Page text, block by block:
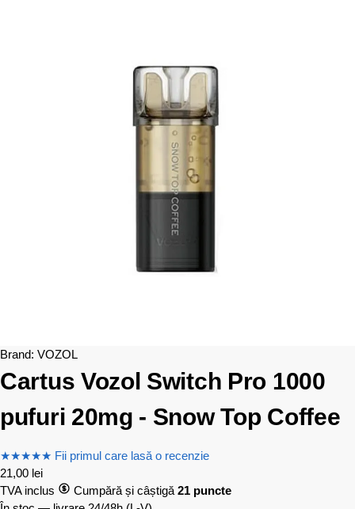
Brand: VOZOL
Cartus Vozol Switch Pro 1000
pufuri 20mg - Snow Top Coffee
★★★★★ Fii primul care lasă o recenzie
21,00 lei
TVA inclus
Cumpără și câștigă 21 puncte